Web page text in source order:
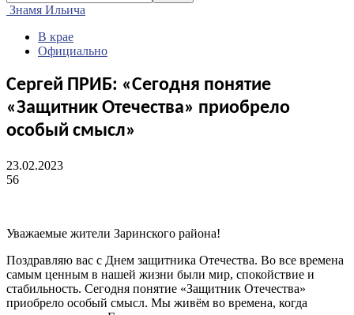
Знамя Ильича
В крае
Официально
Сергей ПРИБ: «Сегодня понятие
«Защитник Отечества» приобрело
особый смысл»
23.02.2023
56
Уважаемые жители Заринского района!
Поздравляю вас с Днем защитника Отечества. Во все времена
самым ценным в нашей жизни были мир, спокойствие и
стабильность. Сегодня понятие «Защитник Отечества»
приобрело особый смысл. Мы живём во времена, когда